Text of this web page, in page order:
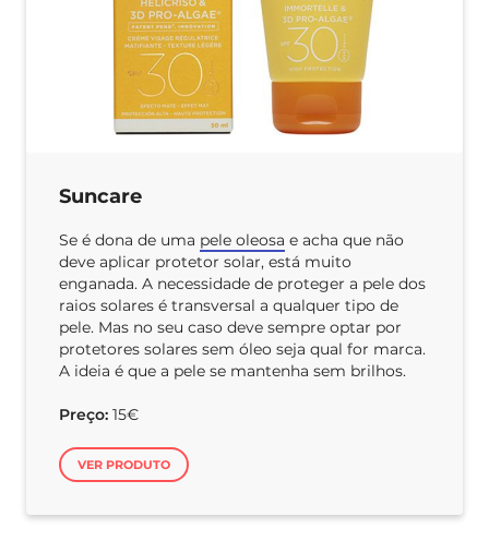
Suncare
Se é dona de uma pele oleosa e acha que não
deve aplicar protetor solar, está muito
enganada. A necessidade de proteger a pele dos
raios solares é transversal a qualquer tipo de
pele. Mas no seu caso deve sempre optar por
protetores solares sem óleo seja qual for marca.
A ideia é que a pele se mantenha sem brilhos.
Preço: 15€
VER PRODUTO